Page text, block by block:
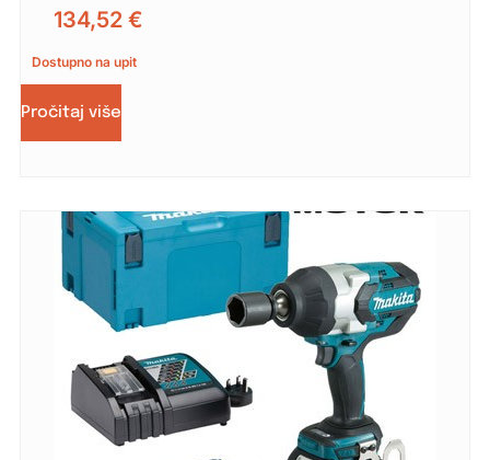
134,52 €
Dostupno na upit
Pročitaj više